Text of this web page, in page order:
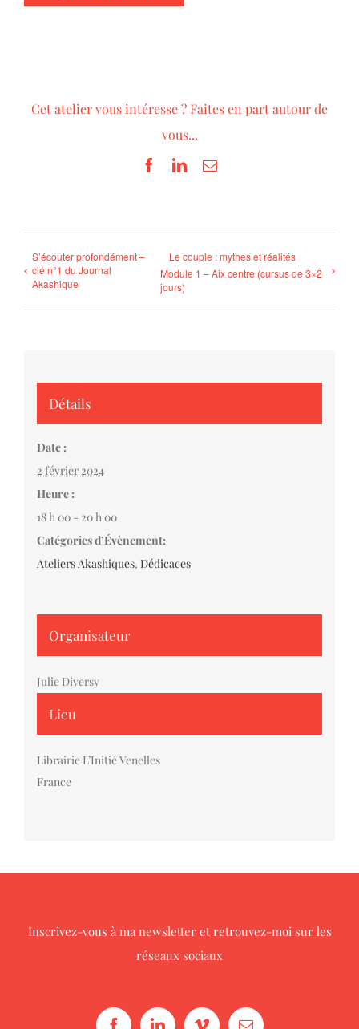
Cet atelier vous intéresse ? Faites en part autour de
vous...
Facebook
LinkedInEmail
S’écouter profondément –
clé n°1 du Journal
Akashique
Le couple : mythes et réalités
Module 1 – Aix centre (cursus de 3×2
jours)
Détails
Date :
2 février 2024
Heure :
18 h 00 - 20 h 00
Catégories d’Évènement:
Ateliers Akashiques, Dédicaces
Lieu
Librairie L’Initié Venelles
France
Organisateur
Julie Diversy
Inscrivez-vous à ma newsletteret retrouvez-moi sur les
réseaux sociaux